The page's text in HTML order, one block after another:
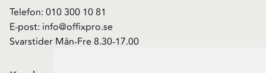
Telefon: 010 300 10 81
E-post: info@offixpro.se
Svarstider Mån-Fre 8.30-17.00